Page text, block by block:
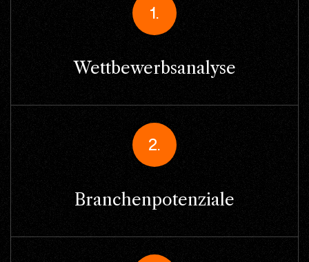
1.
Wettbewerbsanalyse
2.
Branchenpotenziale